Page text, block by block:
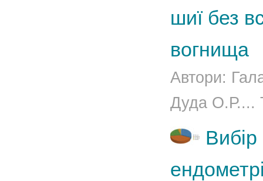
шиї без
вогнища
Автори:
Дуда О.Р....
Вибір